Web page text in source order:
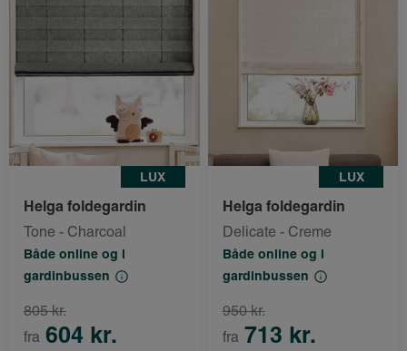
LUX
Helga foldegardin
Tone - Charcoal
Både online og i
gardinbussen
fra 604 kr.
805 kr.
LUX
Helga foldegardin
Delicate - Creme
Både online og i
gardinbussen
fra 713 kr.
950 kr.